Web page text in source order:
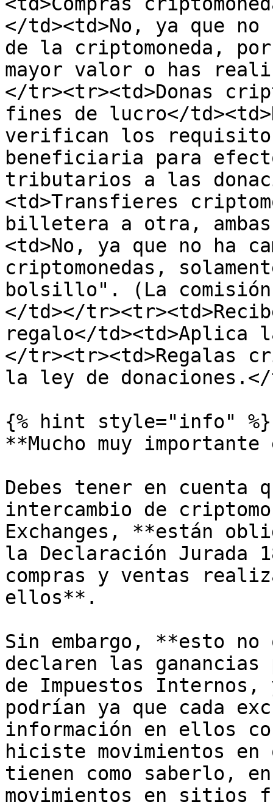
</td><td>No, ya que
de la criptomoneda,
mayor valor o has
</tr><tr><td>Donas
fines de lucro</
verifican los
beneficiaria para
tributarios a las
<td>Transfieres
billetera a otra,
<td>No, ya que no ha
criptomonedas,
bolsillo". (La
</td></
regalo</td><td>Aplica
</tr><tr><td>Regalas
la ley de
{% hint style="info" %}
**Mucho muy
Debes tener en
intercambio de
Exchanges, **están
la Declaración Jurada
compras y ventas
ellos**.
Sin embargo, **esto
declaren las
de Impuestos Internos,
podrían ya que cada
información en ellos
hiciste movimientos
tienen como saberlo,
movimientos en sitios